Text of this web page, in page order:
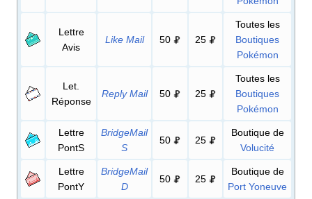
Lettre
Avis
Like Mail 50 25
Toutes les
Boutiques
Pokémon
Let.
Réponse
Reply Mail 50 25
Toutes les
Boutiques
Pokémon
Lettre
PontS
BridgeMail
S
50 25
Boutique de
Volucité
Lettre
PontY
BridgeMail
D
50 25
Boutique de
Port Yoneuve